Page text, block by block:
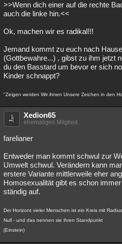
>>Wenn dich einer auf die rechte
auch die linke hin.<<
Ok, machen wir es radikal!!!
Jemand kommt zu euch nach
(Gottbewahre...) , gibst zu ihm jetzt
du den Basstard um bevor er sich
Kinder schnappt?
"Zeigen werden Wir ihnen Unsere Zeichen in den
Xedion65
ehemaliges Mitglied
farelianer
Entweder man kommt schwul zur
Umwelt schwul. Verändern kann
erstere Variante mittlerweile eher
Homosexualität gibt es schon
ständig auf.
Der Horizont vieler Menschen ist ein Kreis mit Radius
Null - und das nennen sie ihren Standpunkt
(Einstein)